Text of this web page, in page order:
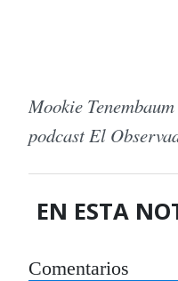
Mookie
podcast El
EN ESTA
Comentarios